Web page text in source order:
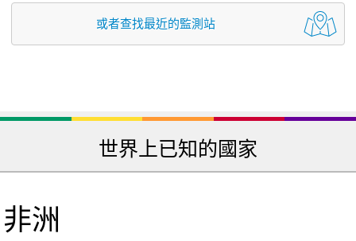
或者查找最近的監測站
世界上已知的國家
非洲